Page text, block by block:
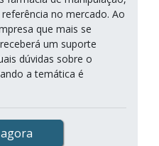
no mercado. Ao
que mais se
um suporte
dúvidas sobre o
a temática é